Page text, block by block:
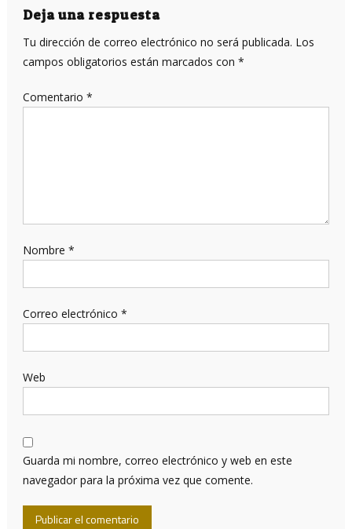
entradas
Deja una respuesta
Tu dirección de correo electrónico no será publicada. Los
campos obligatorios están marcados con *
Comentario *
Nombre *
Correo electrónico *
Web
Guarda mi nombre, correo electrónico y web en este
navegador para la próxima vez que comente.